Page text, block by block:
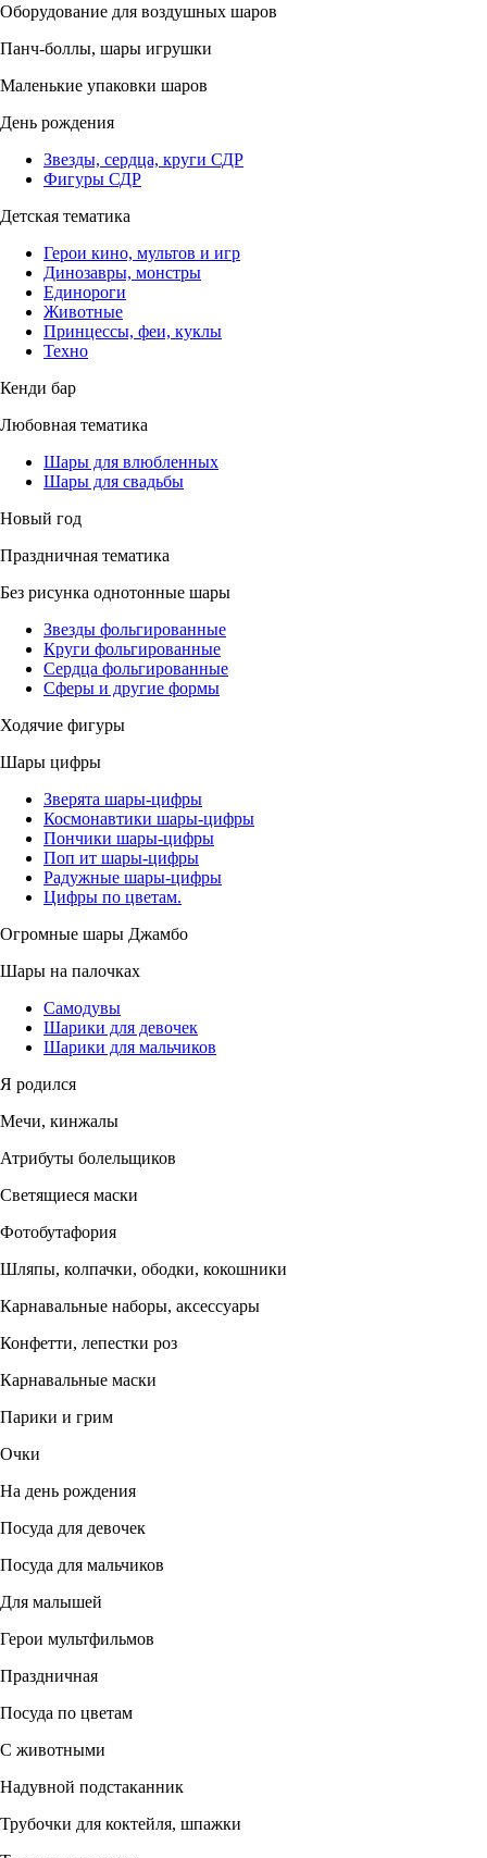
Оборудование для воздушных шаров
Панч-боллы, шары игрушки
Маленькие упаковки шаров
День рождения
Звезды, сердца, круги СДР
Фигуры СДР
Детская тематика
Герои кино, мультов и игр
Динозавры, монстры
Единороги
Животные
Принцессы, феи, куклы
Техно
Кенди бар
Любовная тематика
Шары для влюбленных
Шары для свадьбы
Новый год
Праздничная тематика
Без рисунка однотонные шары
Звезды фольгированные
Круги фольгированные
Сердца фольгированные
Сферы и другие формы
Ходячие фигуры
Шары цифры
Зверята шары-цифры
Космонавтики шары-цифры
Пончики шары-цифры
Поп ит шары-цифры
Радужные шары-цифры
Цифры по цветам.
Огромные шары Джамбо
Шары на палочках
Самодувы
Шарики для девочек
Шарики для мальчиков
Я родился
Мечи, кинжалы
Атрибуты болельщиков
Светящиеся маски
Фотобутафория
Шляпы, колпачки, ободки, кокошники
Карнавальные наборы, аксессуары
Конфетти, лепестки роз
Карнавальные маски
Парики и грим
Очки
На день рождения
Посуда для девочек
Посуда для мальчиков
Для малышей
Герои мультфильмов
Праздничная
Посуда по цветам
С животными
Надувной подстаканник
Трубочки для коктейля, шпажки